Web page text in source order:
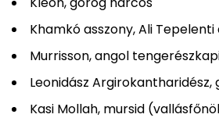
Khamkó asszony, Ali Tepelenti
Murrisson, angol
Leonidász
Kasi Mollah, mursid